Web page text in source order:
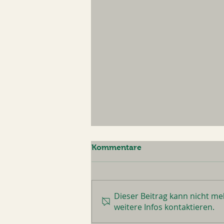
Kommentare
Dieser Beitrag kann nicht
weitere Infos kontaktieren.